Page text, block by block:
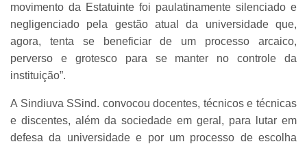
movimento da Estatuinte foi paulatinamente silenciado e
negligenciado pela gestão atual da universidade que,
agora, tenta se beneficiar de um processo arcaico,
perverso e grotesco para se manter no controle da
instituição”.
A Sindiuva SSind. convocou docentes, técnicos e técnicas
e discentes, além da sociedade em geral, para lutar em
defesa da universidade e por um processo de escolha